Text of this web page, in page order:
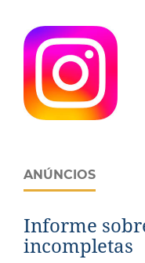
ANÚNCIOS
Informe
incompletas